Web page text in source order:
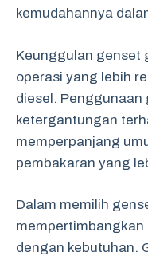
kemudahannya
Keunggulan genset
operasi yang lebih
diesel.
ketergantungan
memperpanjang
pembakaran yang
Dalam memilih
mempertimbangkan
dengan kebutuhan.